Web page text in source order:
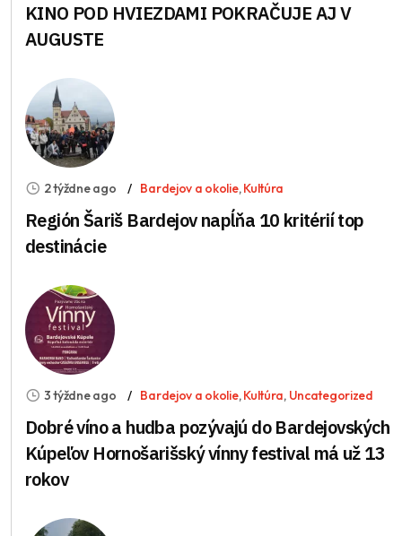
KINO POD HVIEZDAMI POKRAČUJE AJ V
AUGUSTE
2 týždne ago Bardejov a okolie,Kultúra
Región Šariš Bardejov napĺňa 10 kritérií top
destinácie
3 týždne ago Bardejov a okolie,Kultúra, Uncategorized
Dobré víno a hudba pozývajú do Bardejovských
Kúpeľov Hornošarišský vínny festival má už 13
rokov